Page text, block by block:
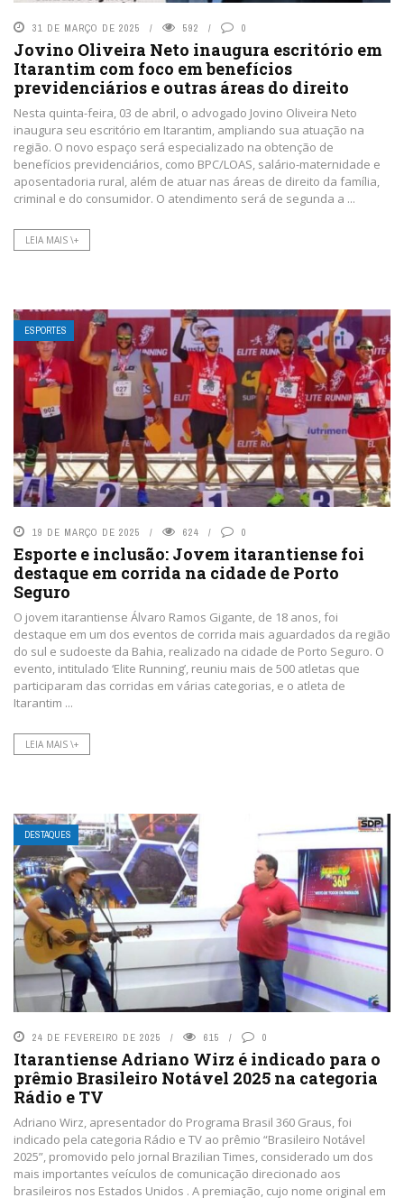
31 DE MARÇO DE 2025 592 0
Jovino Oliveira Neto inaugura escritório em
Itarantim com foco em benefícios
previdenciários e outras áreas do direito
Nesta quinta-feira, 03 de abril, o advogado Jovino Oliveira Neto
inaugura seu escritório em Itarantim, ampliando sua atuação na
região. O novo espaço será especializado na obtenção de
benefícios previdenciários, como BPC/LOAS, salário-maternidade e
aposentadoria rural, além de atuar nas áreas de direito da família,
criminal e do consumidor. O atendimento será de segunda a ...
LEIA MAIS \+
ESPORTES
19 DE MARÇO DE 2025 624 0
Esporte e inclusão: Jovem itarantiense foi
destaque em corrida na cidade de Porto
Seguro
O jovem itarantiense Álvaro Ramos Gigante, de 18 anos, foi
destaque em um dos eventos de corrida mais aguardados da região
do sul e sudoeste da Bahia, realizado na cidade de Porto Seguro. O
evento, intitulado ‘Elite Running’, reuniu mais de 500 atletas que
participaram das corridas em várias categorias, e o atleta de
Itarantim ...
LEIA MAIS \+
DESTAQUES
24 DE FEVEREIRO DE 2025 615 0
Itarantiense Adriano Wirz é indicado para o
prêmio Brasileiro Notável 2025 na categoria
Rádio e TV
Adriano Wirz, apresentador do Programa Brasil 360 Graus, foi
indicado pela categoria Rádio e TV ao prêmio “Brasileiro Notável
2025”, promovido pelo jornal Brazilian Times, considerado um dos
mais importantes veículos de comunicação direcionado aos
brasileiros nos Estados Unidos . A premiação, cujo nome original em